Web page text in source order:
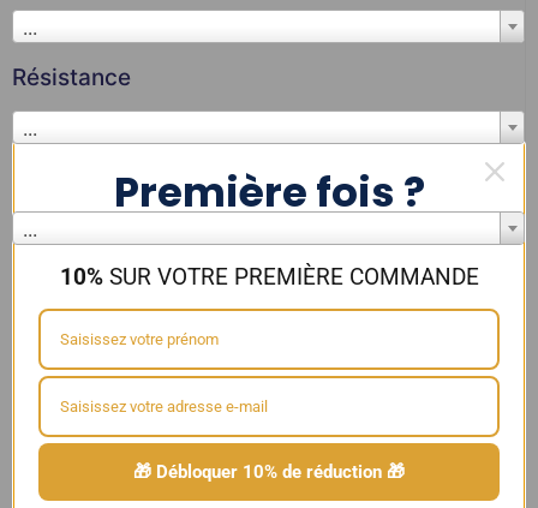
...
Résistance
...
...
Adaptateurs & Câbles
Première fois ?
10%SUR VOTRE PREMIÈRE COMMANDE
🎁 Débloquer 10% de réduction 🎁